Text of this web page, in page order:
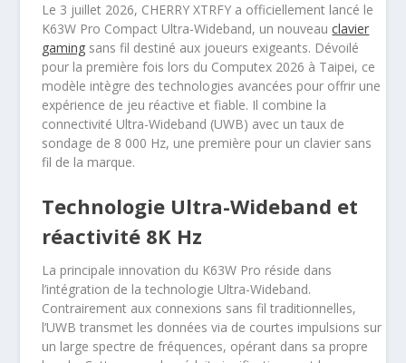
Le 3 juillet 2026, CHERRY XTRFY a officiellement lancé le
K63W Pro Compact Ultra-Wideband, un nouveauclavier
gaming sans fil destiné aux joueurs exigeants. Dévoilé
pour la première fois lors du Computex 2026 à Taipei, ce
modèle intègre des technologies avancées pour offrir une
expérience de jeu réactive et fiable. Il combine la
connectivité Ultra-Wideband (UWB) avec un taux de
sondage de 8 000 Hz, une première pour un clavier sans
fil de la marque.
Technologie Ultra-Wideband et
réactivité 8K Hz
La principale innovation du K63W Pro réside dans
l’intégration de la technologie Ultra-Wideband.
Contrairement aux connexions sans fil traditionnelles,
l’UWB transmet les données via de courtes impulsions sur
un large spectre de fréquences, opérant dans sa propre